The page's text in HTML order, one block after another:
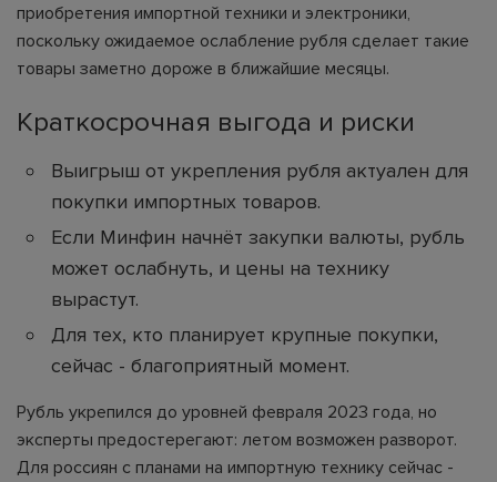
приобретения импортной техники и электроники,
поскольку ожидаемое ослабление рубля сделает такие
товары заметно дороже в ближайшие месяцы.
Краткосрочная выгода и риски
Выигрыш от укрепления рубля актуален для
покупки импортных товаров.
Если Минфин начнёт закупки валюты, рубль
может ослабнуть, и цены на технику
вырастут.
Для тех, кто планирует крупные покупки,
сейчас - благоприятный момент.
Рубль укрепился до уровней февраля 2023 года, но
эксперты предостерегают: летом возможен разворот.
Для россиян с планами на импортную технику сейчас -